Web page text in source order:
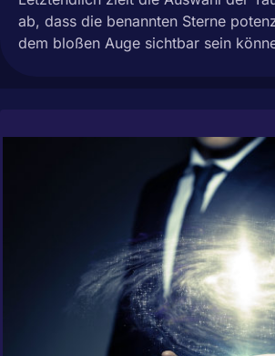
ab, dass die benannten Sterne
dem bloßen Auge sichtbar sein